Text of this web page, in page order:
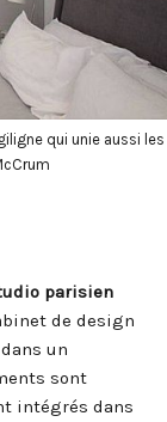
qui unie aussi les
parisien
de design
un
sont
intégrés dans